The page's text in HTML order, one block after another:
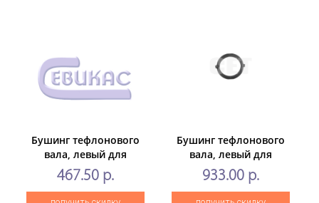
Бушинг тефлонового
вала, левый для
BROTHER HL-L2300D,DCP-
L2500D/L2520DW/L2540DN,
MFC-L2700DN
467.50 р.
Бушинг тефлонового
вала, левый для
BROTHERDCP-
1602/1610/1612/1615/1616/
MFC-1912(CET), CET361026
933.00 р.